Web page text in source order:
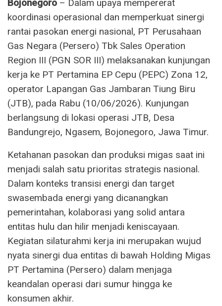
Bojonegoro – Dalam upaya mempererat
koordinasi operasional dan memperkuat sinergi
rantai pasokan energi nasional, PT Perusahaan
Gas Negara (Persero) Tbk Sales Operation
Region III (PGN SOR III) melaksanakan kunjungan
kerja ke PT Pertamina EP Cepu (PEPC) Zona 12,
operator Lapangan Gas Jambaran Tiung Biru
(JTB), pada Rabu (10/06/2026). Kunjungan
berlangsung di lokasi operasi JTB, Desa
Bandungrejo, Ngasem, Bojonegoro, Jawa Timur.
Ketahanan pasokan dan produksi migas saat ini
menjadi salah satu prioritas strategis nasional.
Dalam konteks transisi energi dan target
swasembada energi yang dicanangkan
pemerintahan, kolaborasi yang solid antara
entitas hulu dan hilir menjadi keniscayaan.
Kegiatan silaturahmi kerja ini merupakan wujud
nyata sinergi dua entitas di bawah Holding Migas
PT Pertamina (Persero) dalam menjaga
keandalan operasi dari sumur hingga ke
konsumen akhir.